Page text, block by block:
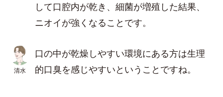
して口腔内が乾き、細菌が増殖した結果、
ニオイが強くなることです。
清水
口の中が乾燥しやすい環境にある方は生理
的口臭を感じやすいということですね。